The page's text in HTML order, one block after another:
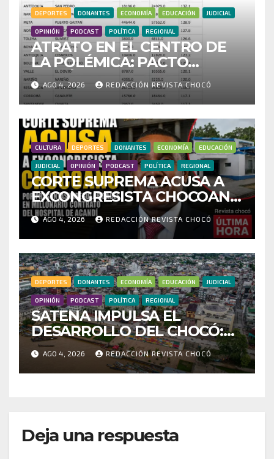
DEPORTES DONANTES ECONOMÍA EDUCACIÓN JUDICIAL
OPINIÓN PODCAST POLÍTICA REGIONAL
ATRATO EN EL CENTRO DE
LA POLÉMICA: PACTO
HISTÓRICO CUESTIONA
CENSO ELECTORAL Y PIDE
INVESTIGAR PRESUNTO
FRAUDE
AGO 4, 2026 REDACCIÓN REVISTA CHOCÓ
CULTURA DEPORTES DONANTES ECONOMÍA EDUCACIÓN
JUDICIAL OPINIÓN PODCAST POLÍTICA REGIONAL
CORTE SUPREMA ACUSA A
EXCONGRESISTA CHOCOANO
POR PRESUNTAS
IRREGULARIDADES EN
MILLONARIO CONTRATO
DEL HOSPITAL DE ACANDÍ
AGO 4, 2026 REDACCIÓN REVISTA CHOCÓ
DEPORTES DONANTES ECONOMÍA EDUCACIÓN JUDICIAL
OPINIÓN PODCAST POLÍTICA REGIONAL
SATENA IMPULSA EL
DESARROLLO DEL CHOCÓ:
MÁS DE 35 MIL PASAJEROS
MOVILIZADOS Y NUEVAS
RUTAS FORTALECEN LA
AGO 4, 2026 REDACCIÓN REVISTA CHOCÓ
Deja una respuesta